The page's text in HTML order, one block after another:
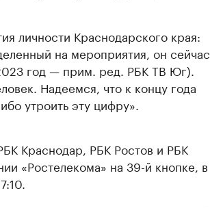
личности Краснодарского края:
на мероприятия, он сейчас
год — прим. ред. РБК ТВ Юг).
Надеемся, что к концу года
утроить эту цифру».
Краснодар, РБК Ростов и РБК
«Ростелекома» на 39-й кнопке, в